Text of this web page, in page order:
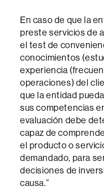
En caso de que la
preste servicios de
el test de
conocimientos
experiencia
operaciones) del
que la entidad
sus competencias
evaluación debe
capaz de
el producto o
demandado, para
decisiones de
causa.”